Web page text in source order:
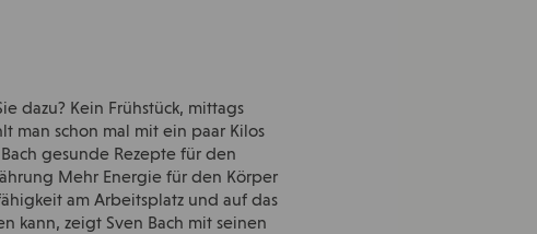
dazu? Kein Frühstück, mittags
man schon mal mit ein paar Kilos
gesunde Rezepte für den
Mehr Energie für den Körper
am Arbeitsplatz und auf das
kann, zeigt Sven Bach mit seinen